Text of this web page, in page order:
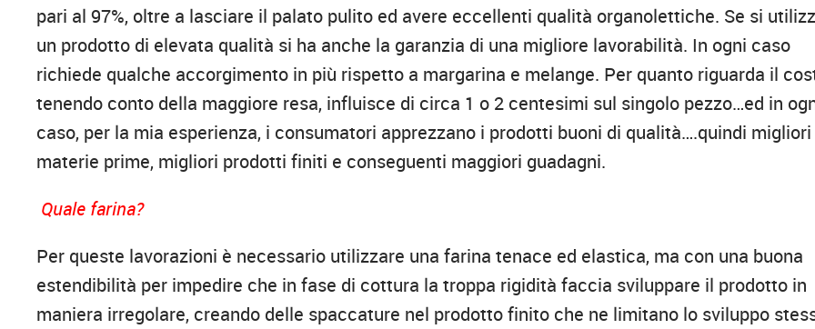
pari al 97%, oltre a lasciare il palato pulito ed avere eccellenti qualità organolettiche. Se si
un prodotto di elevata qualità si ha anche la garanzia di una migliore lavorabilità. In ogni caso
richiede qualche accorgimento in più rispetto a margarina e melange. Per quanto riguarda il
tenendo conto della maggiore resa, influisce di circa 1 o 2 centesimi sul singolo pezzo…ed in
caso, per la mia esperienza, i consumatori apprezzano i prodotti buoni di qualità….quindi migliori
materie prime, migliori prodotti finiti e conseguenti maggiori guadagni.
Quale farina?
Per queste lavorazioni è necessario utilizzare una farina tenace ed elastica, ma con una buona
estendibilità per impedire che in fase di cottura la troppa rigidità faccia sviluppare il prodotto in
maniera irregolare, creando delle spaccature nel prodotto finito che ne limitano lo sviluppo